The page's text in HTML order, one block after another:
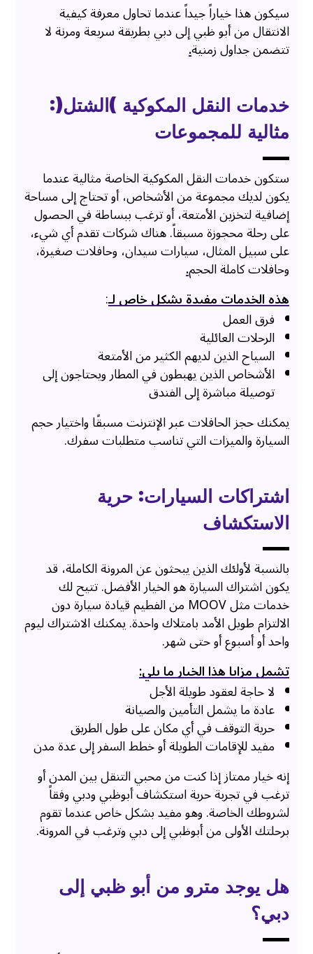
سيكون هذا خياراً جيداً عندما تحاول معرفة كيفية
الانتقال من أبو ظبي إلى دبي بطريقة سريعة ومرنة لا
تتضمن جداول زمنية.
خدمات النقل المكوكية )الشتل(
:
مثالية للمجموعات
ستكون خدمات النقل المكوكية الخاصة مثالية عندما
يكون لديك مجموعة من الأشخاص، أو تحتاج إلى مساحة
إضافية لتخزين الأمتعة، أو ترغب ببساطة في الحصول
على رحلة محجوزة مسبقاً. هناك شركات تقدم أي شيء،
على سبيل المثال، سيارات سيدان، وحافلات صغيرة،
وحافلات كاملة الحجم.
هذه الخدمات مفيدة بشكل خاص لـ:
فرق العمل
الرحلات العائلية
السياح الذين لديهم الكثير من الأمتعة
الأشخاص الذين يهبطون في المطار ويحتاجون إلى
توصيلة مباشرة إلى الفندق
يمكنك حجز الحافلات عبر الإنترنت مسبقًا واختيار حجم
السيارة والميزات التي تناسب متطلبات سفرك.
اشتراكات السيارات: حرية
الاستكشاف
بالنسبة لأولئك الذين يبحثون عن المرونة الكاملة، قد
يكون اشتراك السيارة هو الخيار الأفضل. تتيح لك
خدمات مثل MOOV من الفطيم قيادة سيارة دون
الالتزام طويل الأمد بامتلاك واحدة. يمكنك الاشتراك ليوم
واحد أو أسبوع أو حتى شهر.
تشمل مزايا هذا الخيار ما يلي:
لا حاجة لعقود طويلة الأجل
عادة ما يشمل التأمين والصيانة
حرية التوقف في أي مكان على طول الطريق
مفيد للإقامات الطويلة أو خطط السفر إلى عدة مدن
إنه خيار ممتاز إذا كنت من محبي التنقل بين المدن أو
ترغب في تجربة حرية استكشاف أبوظبي ودبي وفقاً
لشروطك الخاصة. وهو مفيد بشكل خاص عندما تقوم
برحلتك الأولى من أبوظبي إلى دبي وترغب في المرونة.
هل يوجد مترو من أبو ظبي إلى
دبي؟